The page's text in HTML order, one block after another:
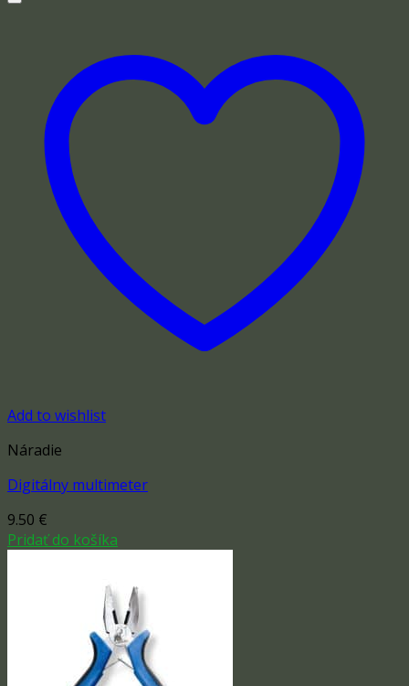
Add to wishlist
Náradie
Digitálny multimeter
9.50 €
Pridať do košíka